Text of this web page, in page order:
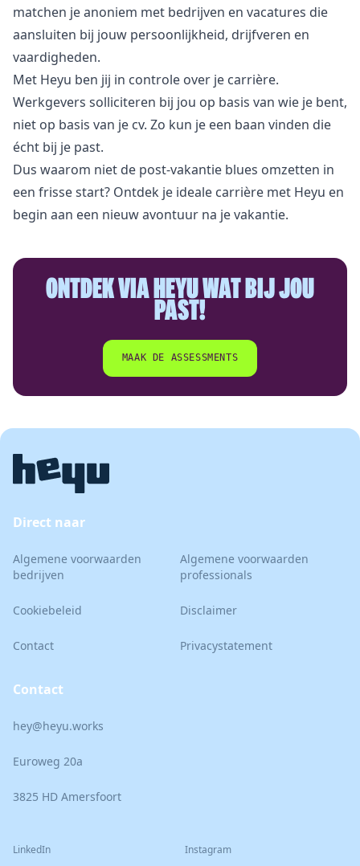
matchen je anoniem met bedrijven en vacatures die
aansluiten bij jouw persoonlijkheid, drijfveren en
vaardigheden.
Met Heyu ben jij in controle over je carrière.
Werkgevers solliciteren bij jou op basis van wie je bent,
niet op basis van je cv. Zo kun je een baan vinden die
écht bij je past.
Dus waarom niet de post-vakantie blues omzetten in
een frisse start? Ontdek je ideale carrière met Heyu en
begin aan een nieuw avontuur na je vakantie.
ONTDEK VIA HEYU WAT BIJ JOU
PAST!
MAAK DE ASSESSMENTS
Direct naar
Algemene voorwaarden
bedrijven
Algemene voorwaarden
professionals
Cookiebeleid Disclaimer
Contact Privacystatement
Contact
hey@heyu.works
Euroweg 20a
3825 HD Amersfoort
LinkedIn
Instagram